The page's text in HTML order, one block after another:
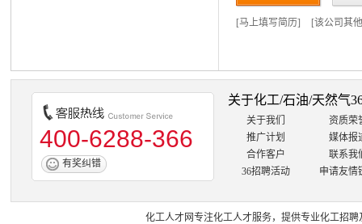
[马上填写简历] [该公司其
400-6288-366
有奖纠错
关于化工/石油/天然气
关于我们
资质荣
推广计划
媒体报
合作客户
联系我
36招聘活动
申请友情
化工人才网专注化工人才服务，提供专业化工招聘